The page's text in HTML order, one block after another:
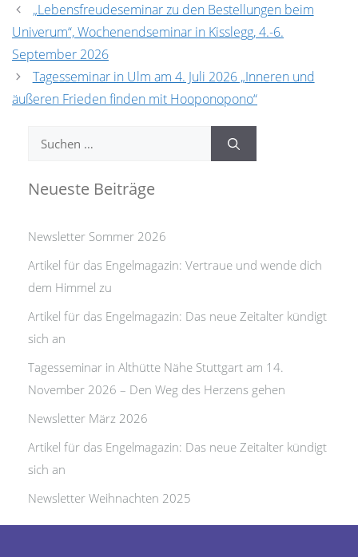
„Lebensfreudeseminar zu den Bestellungen beim
Univerum“, Wochenendseminar in Kisslegg, 4.-6.
September 2026
Tagesseminar in Ulm am 4. Juli 2026 „Inneren und
äußeren Frieden finden mit Hooponopono“
Suchen
Neueste Beiträge
Newsletter Sommer 2026
Artikel für das Engelmagazin: Vertraue und wende dich
dem Himmel zu
Artikel für das Engelmagazin: Das neue Zeitalter kündigt
sich an
Tagesseminar in Althütte Nähe Stuttgart am 14.
November 2026 – Den Weg des Herzens gehen
Newsletter März 2026
Artikel für das Engelmagazin: Das neue Zeitalter kündigt
sich an
Newsletter Weihnachten 2025